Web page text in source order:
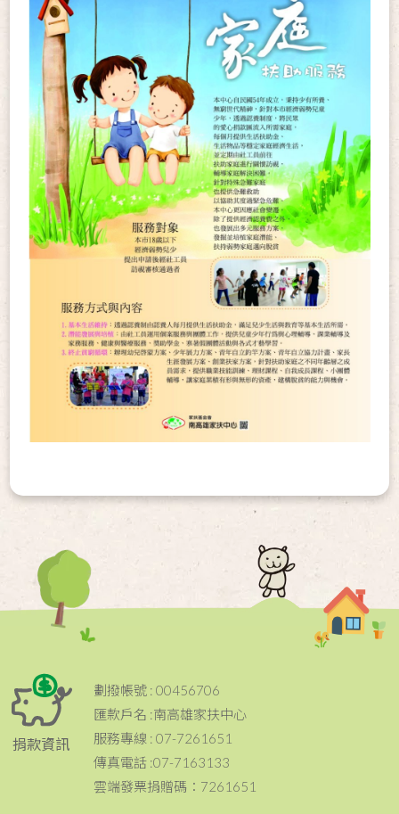
捐款資訊
劃撥帳號 : 00456706
匯款戶名 :南高雄家扶中心
服務專線 : 07-7261651
傳真電話 :07-7163133
雲端發票捐贈碼：7261651